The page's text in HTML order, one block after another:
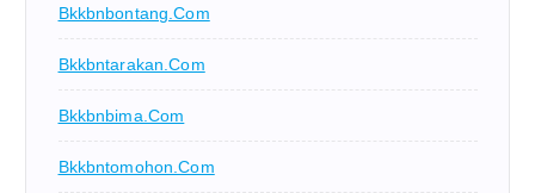
Bkkbnbontang.com
Bkkbntarakan.com
Bkkbnbima.com
Bkkbntomohon.com